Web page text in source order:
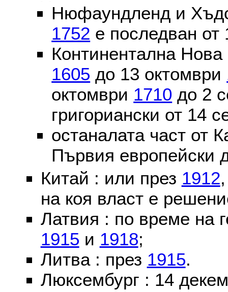
Нюфаундленд и
1752 е последван от
Континентална
1605 до 13 октомври
октомври 1710 до 2
григориански от 14
останалата част от
Първия европейски
Китай : или през 1912
на коя власт е
Латвия : по време на
1915 и 1918;
Литва : през 1915.
Люксембург : 14